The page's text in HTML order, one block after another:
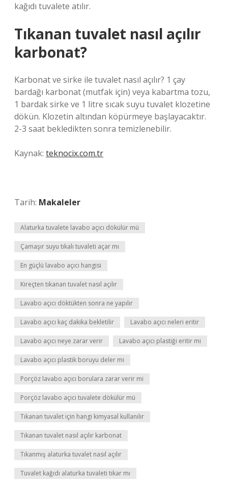
kağıdı tuvalete atılır.
Tıkanan tuvalet nasıl açılır
karbonat?
Karbonat ve sirke ile tuvalet nasıl açılır? 1 çay
bardağı karbonat (mutfak için) veya kabartma tozu,
1 bardak sirke ve 1 litre sıcak suyu tuvalet klozetine
dökün. Klozetin altından köpürmeye başlayacaktır.
2-3 saat bekledikten sonra temizlenebilir.
Kaynak: teknocix.com.tr
Tarih: Makaleler
Alaturka tuvalete lavabo açıcı dökülür mü
Çamaşır suyu tıkalı tuvaleti açar mı
En güçlü lavabo açıcı hangisi
Kireçten tıkanan tuvalet nasıl açılır
Lavabo açıcı döktükten sonra ne yapılır
Lavabo açıcı kaç dakika bekletilir Lavabo açıcı neleri eritir
Lavabo açıcı neye zarar verir Lavabo açıcı plastiği eritir mi
Lavabo açıcı plastik boruyu deler mi
Porçöz lavabo açıcı borulara zarar verir mi
Porçöz lavabo açıcı tuvalete dökülür mü
Tıkanan tuvalet için hangi kimyasal kullanılır
Tıkanan tuvalet nasıl açılır karbonat
Tıkanmış alaturka tuvalet nasıl açılır
Tuvalet kağıdı alaturka tuvaleti tıkar mı